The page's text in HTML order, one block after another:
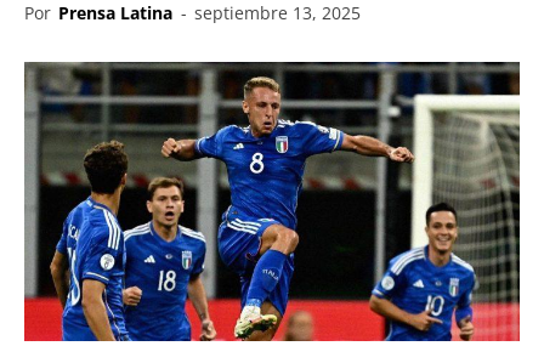
Por Prensa Latina - septiembre 13, 2025